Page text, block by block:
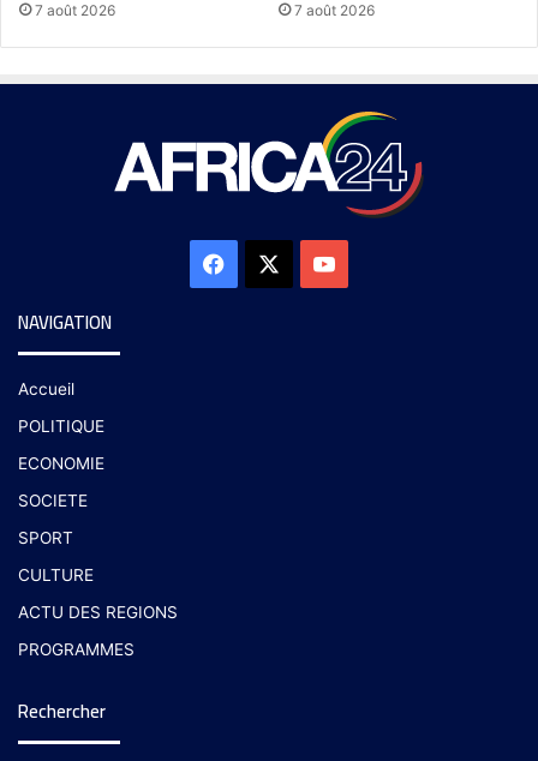
7 août 2026 7 août 2026
NAVIGATION
Accueil
POLITIQUE
ECONOMIE
SOCIETE
SPORT
CULTURE
ACTU DES REGIONS
PROGRAMMES
Rechercher